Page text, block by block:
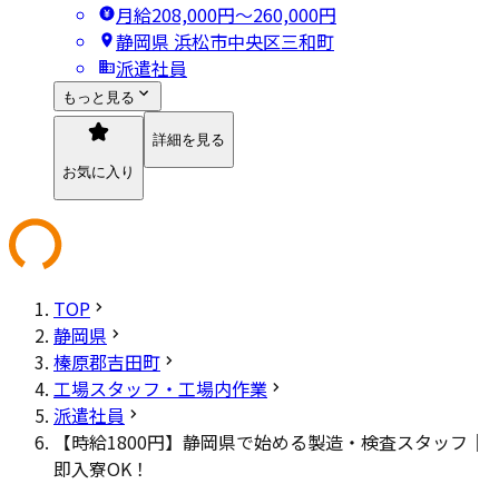
月給208,000円〜260,000円
静岡県 浜松市中央区三和町
派遣社員
もっと見る
お気に入り
詳細を見る
TOP
静岡県
榛原郡吉田町
工場スタッフ・工場内作業
派遣社員
【時給1800円】静岡県で始める製造・検査スタッフ｜
即入寮OK！